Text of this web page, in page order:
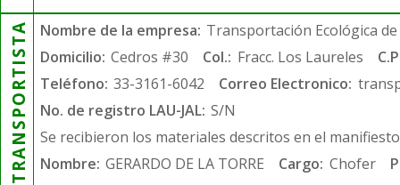
TRANSPORTISTA Nombre de la empresa: Transportación Ecológica de
Domicilio: Cedros #30 Col.: Fracc. Los Laureles
Teléfono: 33-3161-6042 Correo Electronico:
No. de registro LAU-JAL: S/N
Se recibieron los materiales descritos en el
Nombre: GERARDO DE LA TORRE Cargo: Chofer